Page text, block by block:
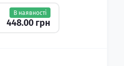
В наявності
448.00 грн